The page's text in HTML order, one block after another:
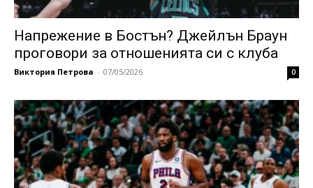
Напрежение в Бостън? Джейлън Браун
проговори за отношенията си с клуба
Виктория Петрова - 07/05/2026 0